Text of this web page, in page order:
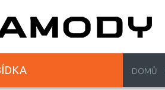
DOMŮ